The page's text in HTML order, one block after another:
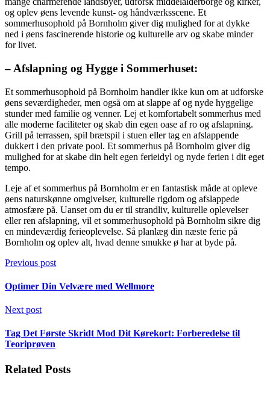
og oplev øens levende kunst- og håndværksscene. Et
sommerhusophold på Bornholm giver dig mulighed for at dykke
ned i øens fascinerende historie og kulturelle arv og skabe minder
for livet.
– Afslapning og Hygge i Sommerhuset:
Et sommerhusophold på Bornholm handler ikke kun om at udforske
øens seværdigheder, men også om at slappe af og nyde hyggelige
stunder med familie og venner. Lej et komfortabelt sommerhus med
alle moderne faciliteter og skab din egen oase af ro og afslapning.
Grill på terrassen, spil brætspil i stuen eller tag en afslappende
dukkert i den private pool. Et sommerhus på Bornholm giver dig
mulighed for at skabe din helt egen ferieidyl og nyde ferien i dit eget
tempo.
Leje af et sommerhus på Bornholm er en fantastisk måde at opleve
øens naturskønne omgivelser, kulturelle rigdom og afslappede
atmosfære på. Uanset om du er til strandliv, kulturelle oplevelser
eller ren afslapning, vil et sommerhusophold på Bornholm sikre dig
en mindeværdig ferieoplevelse. Så planlæg din næste ferie på
Bornholm og oplev alt, hvad denne smukke ø har at byde på.
Previous post
Optimer Din Velvære med Wellmore
Next post
Tag Det Første Skridt Mod Dit Kørekort: Forberedelse til
Teoriprøven
Related Posts